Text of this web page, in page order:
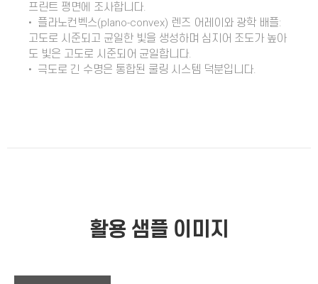
프린트 평면에 조사합니다.
• 플라노컨벡스(plano-convex) 렌즈 어레이와 광학 배플:
고도로 시준되고 균일한 빛을 생성하며 심지어 조도가 높아
도 빛은 고도로 시준되어 균일합니다.
• 극도로 긴 수명은 통합된 쿨링 시스템 덕분입니다.
활용 샘플 이미지